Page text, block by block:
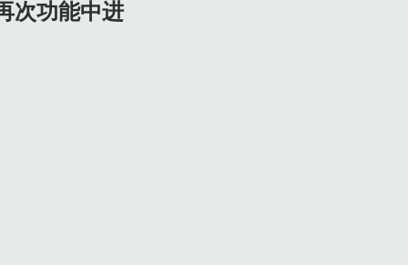
次功能中进